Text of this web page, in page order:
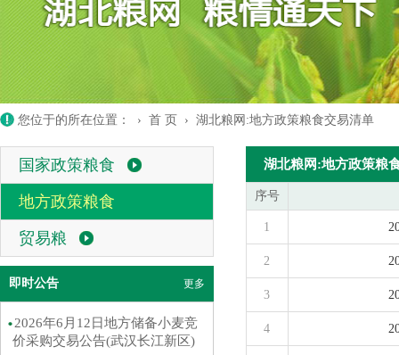
您位于的所在位置： › 首 页 › 湖北粮网:地方政策粮食交易清单
国家政策粮食
地方政策粮食
贸易粮
即时公告 更多
2026年6月12日地方储备小麦竞
价采购交易公告(武汉长江新区)
湖北粮网:地方政策粮
序号
1
2
3
4